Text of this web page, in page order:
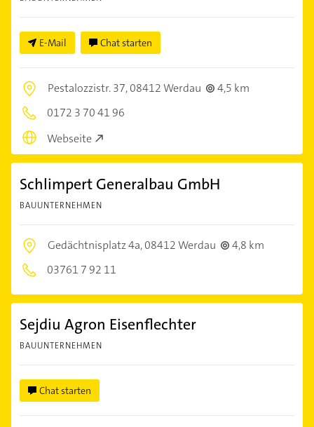
E-Mail Chat starten
Pestalozzistr. 37,08412 Werdau
4,5 km
0172 3 70 41 96
Webseite
Schlimpert Generalbau GmbH
BAUUNTERNEHMEN
Gedächtnisplatz 4a,08412 Werdau
4,8 km
03761 7 92 11
Sejdiu Agron Eisenflechter
BAUUNTERNEHMEN
Chat starten